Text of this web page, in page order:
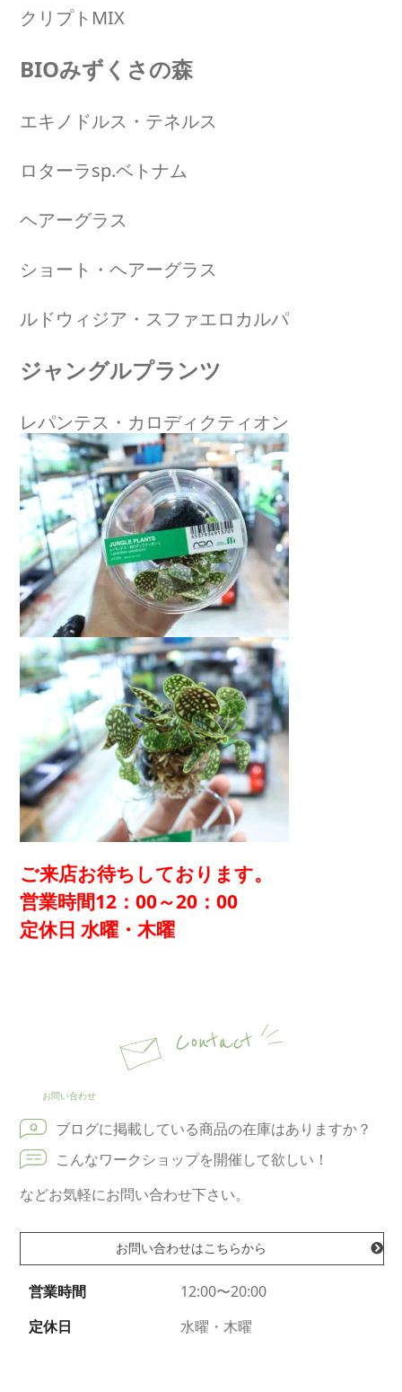
クリプトMIX
BIOみずくさの森
エキノドルス・テネルス
ロターラsp.ベトナム
ヘアーグラス
ショート・ヘアーグラス
ルドウィジア・スファエロカルパ
ジャングルプランツ
レパンテス・カロディクティオン
ご来店お待ちしております。
営業時間12：00～20：00
定休日 水曜・木曜
Contact
お問い合わせ
ブログに掲載している商品の在庫はありますか？
こんなワークショップを開催して欲しい！
などお気軽にお問い合わせ下さい。
お問い合わせはこちらから
営業時間
12:00〜20:00
定休日
水曜・木曜